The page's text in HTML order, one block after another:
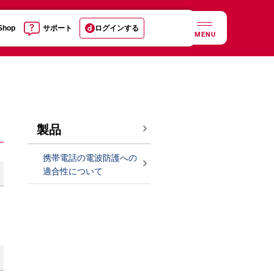
サポート ログインする
MENU
製品
携帯電話の電波防護への
適合性について